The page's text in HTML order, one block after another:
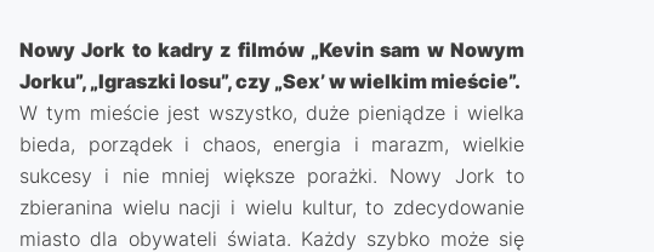
Nowy Jork to kadry z filmów „Kevin sam w Nowym
Jorku”, „Igraszki losu”, czy „Sex’ w wielkim mieście”.
W tym mieście jest wszystko, duże pieniądze i wielka
bieda, porządek i chaos, energia i marazm, wielkie
sukcesy i nie mniej większe porażki. Nowy Jork to
zbieranina wielu nacji i wielu kultur, to zdecydowanie
miasto dla obywateli świata. Każdy szybko może się